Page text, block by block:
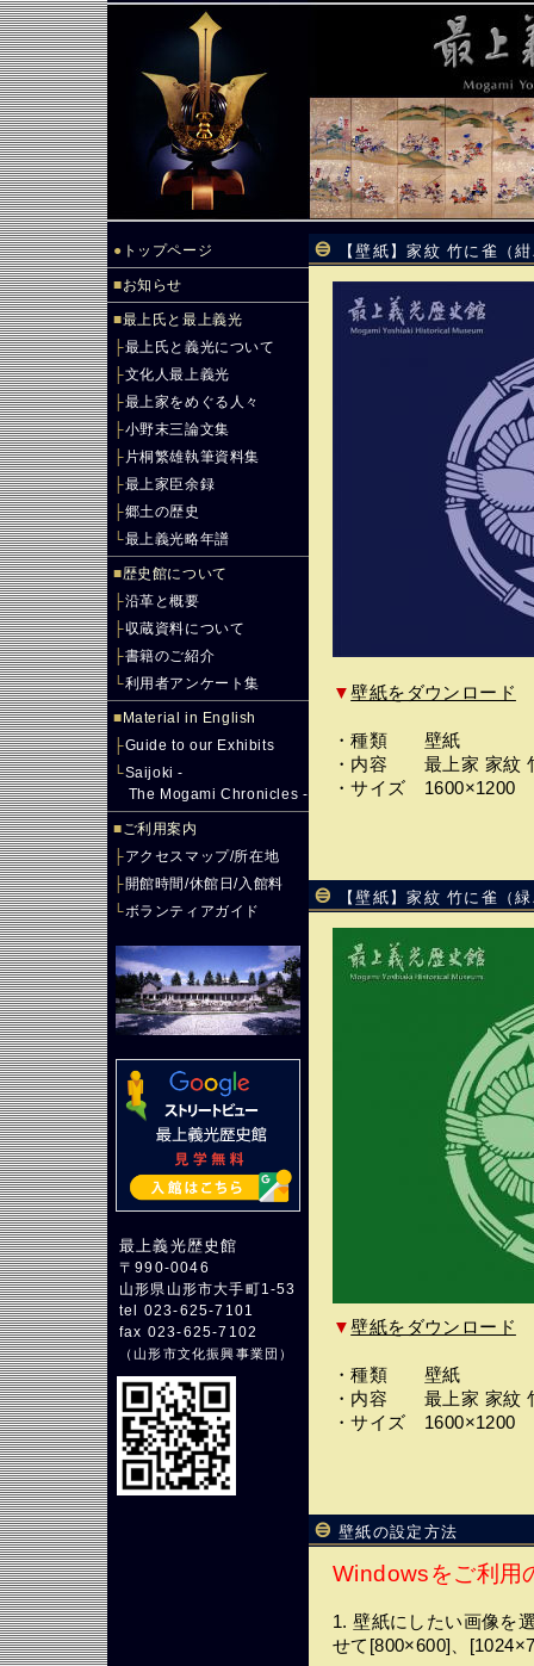
● トップページ
■お知らせ
■最上氏と最上義光
├最上氏と義光について
├文化人最上義光
├最上家をめぐる人々
├小野末三論文集
├ 片桐繁雄執筆資料集
├最上家臣余録
├郷土の歴史
└最上義光略年譜
■歴史館について
├沿革と概要
├収蔵資料について
├書籍のご紹介
└利用者アンケート集
■ Material in English
├Guide to our Exhibits
└Saijoki -
The Mogami Chronicles -
■ご利用案内
├アクセスマップ/所在地
├開館時間/休館日/入館料
└ボランティアガイド
最上義光歴史館
〒990-0046
山形県山形市大手町1-53
tel 023-625-7101
fax 023-625-7102
（山形市文化振興事業団 ）
【壁紙】家紋 竹に雀（
▼壁紙をダウンロード
・種類 壁紙
・内容 最上家 家紋
・サイズ 1600×1200
【壁紙】家紋 竹に雀（
▼壁紙をダウンロード
・種類 壁紙
・内容 最上家 家紋
・サイズ 1600×1200
壁紙の設定方法
Windowsをご利用
1. 壁紙にしたい画像を
せて[800×600]、